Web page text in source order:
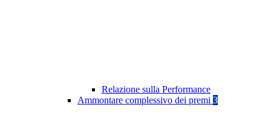
Relazione sulla Performance
Ammontare complessivo dei premi 3